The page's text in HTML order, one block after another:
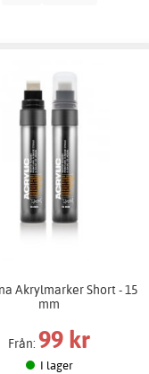
Akrylmarker Short - 15
mm
Från: 99 kr
I lager